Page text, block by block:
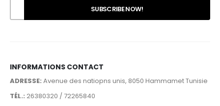
INFORMATIONS CONTACT
ADRESSE: Avenue des natiopns unis, 8050 Hammamet Tunisie
TÉL.: 26380320 / 72265840